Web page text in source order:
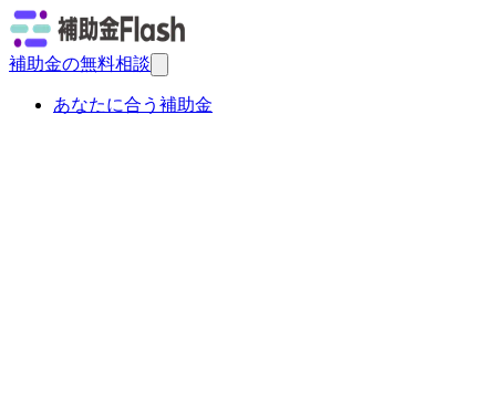
補助金の無料相談
あなたに合う補助金